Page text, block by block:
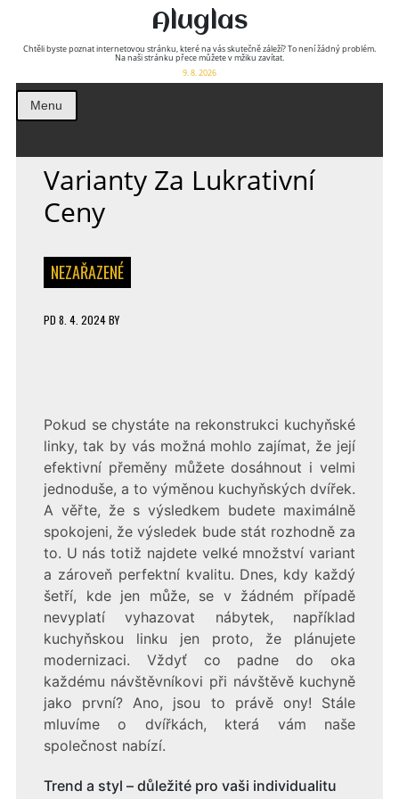
Aluglas
Chtěli byste poznat internetovou stránku, které na vás skutečně záleží? To není žádný problém.
Na naši stránku přece můžete v mžiku zavítat.
9. 8. 2026
Menu
Varianty Za Lukrativní
Ceny
NEZAŘAZENÉ
PD 8. 4. 2024BY
Pokud se chystáte na rekonstrukci kuchyňské
linky, tak by vás možná mohlo zajímat, že její
efektivní přeměny můžete dosáhnout i velmi
jednoduše, a to výměnou kuchyňských dvířek.
A věřte, že s výsledkem budete maximálně
spokojeni, že výsledek bude stát rozhodně za
to. U nás totiž najdete velké množství variant
a zároveň perfektní kvalitu. Dnes, kdy každý
šetří, kde jen může, se v žádném případě
nevyplatí vyhazovat nábytek, například
kuchyňskou linku jen proto, že plánujete
modernizaci. Vždyť co padne do oka
každému návštěvníkovi při návštěvě kuchyně
jako první? Ano, jsou to právě ony! Stále
mluvíme o dvířkách, která vám naše
společnost nabízí.
Trend a styl – důležité pro vaši individualitu